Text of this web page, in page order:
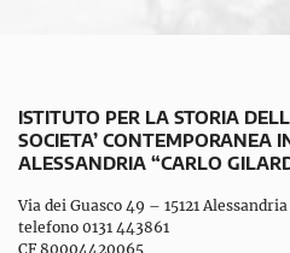
ISTITUTO PER LA STORIA
SOCIETA’ CONTEMPORANEA
ALESSANDRIA “CARLO
Via dei Guasco 49 – 15121 Alessandria
telefono 0131 443861
CF 80004420065